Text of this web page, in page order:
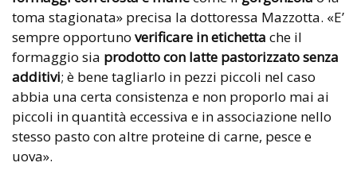
toma stagionata» precisa la dottoressa Mazzotta. «E’
sempre opportuno verificare in etichetta che il
formaggio sia prodotto con latte pastorizzato senza
additivi; è bene tagliarlo in pezzi piccoli nel caso
abbia una certa consistenza e non proporlo mai ai
piccoli in quantità eccessiva e in associazione nello
stesso pasto con altre proteine di carne, pesce e
uova».